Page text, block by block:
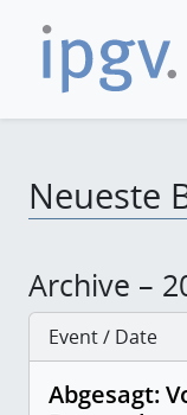
Neueste
Archive –
Event / Date
Abgesagt: